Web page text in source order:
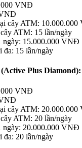
VNĐ
cây ATM:
ATM: 15 lần/ngày
ngày: 15.000.000 VNĐ
đa: 15 lần/ngày
Plus Diamond):
VNĐ
cây ATM:
ATM: 20 lần/ngày
ngày: 20.000.000 VNĐ
đa: 20 lần/ngày